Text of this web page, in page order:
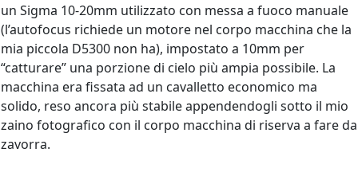
un Sigma 10-20mm utilizzato con messa a fuoco manuale
(l’autofocus richiede un motore nel corpo macchina che la
mia piccola D5300 non ha), impostato a 10mm per
“catturare” una porzione di cielo più ampia possibile. La
macchina era fissata ad un cavalletto economico ma
solido, reso ancora più stabile appendendogli sotto il mio
zaino fotografico con il corpo macchina di riserva a fare da
zavorra.